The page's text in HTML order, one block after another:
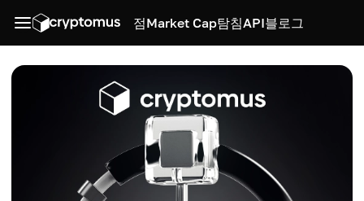
점Market Cap탐침API블로그